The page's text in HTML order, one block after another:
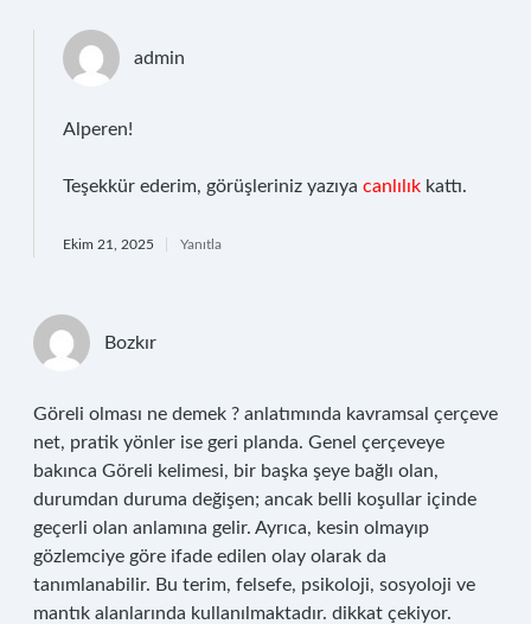
admin
Alperen!
Teşekkür ederim, görüşleriniz yazıya canlılık kattı.
Ekim 21, 2025 Yanıtla
Bozkır
Göreli olması ne demek ? anlatımında kavramsal çerçeve
net, pratik yönler ise geri planda. Genel çerçeveye
bakınca Göreli kelimesi, bir başka şeye bağlı olan,
durumdan duruma değişen; ancak belli koşullar içinde
geçerli olan anlamına gelir. Ayrıca, kesin olmayıp
gözlemciye göre ifade edilen olay olarak da
tanımlanabilir. Bu terim, felsefe, psikoloji, sosyoloji ve
mantık alanlarında kullanılmaktadır. dikkat çekiyor.